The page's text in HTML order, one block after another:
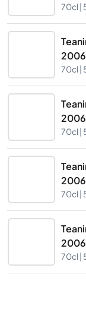
70cl |
70cl |
70cl |
70cl |
70cl |